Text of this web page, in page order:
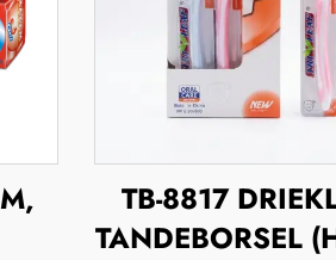
TB-8817
TANDEBORSEL